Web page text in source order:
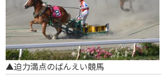
▲迫力満点のばんえい競馬